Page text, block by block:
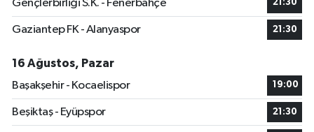
Gençlerbirliği S.K. - Fenerbahçe 21:30
Gaziantep FK - Alanyaspor 21:30
16 Ağustos, Pazar
Başakşehir - Kocaelispor
19:00
Beşiktaş - Eyüpspor 21:30